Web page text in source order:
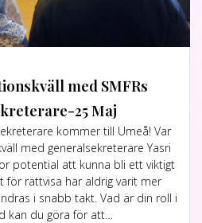
med SMFRs
25 Maj
kommer till Umeå! Var
med generalsekreterare Yasri
potential att kunna bli ett viktigt
för rättvisa har aldrig varit mer
i snabb takt. Vad är din roll i
kan du göra för att…